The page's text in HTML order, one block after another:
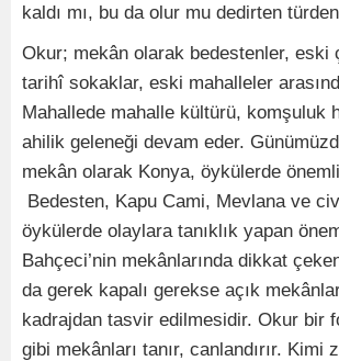
kaldı mı, bu da olur mu dedirten
Okur; mekân olarak bedestenler, eski
tarihî sokaklar, eski mahalleler
Mahallede mahalle kültürü, komşuluk
ahilik geleneği devam eder.
mekân olarak Konya, öykülerde
Bedesten, Kapu Cami, Mevlana ve
öykülerde olaylara tanıklık yapan
Bahçeci’nin mekânlarında dikkat
da gerek kapalı gerekse açık
kadrajdan tasvir edilmesidir. Okur bir
gibi mekânları tanır, canlandırır. Kimi